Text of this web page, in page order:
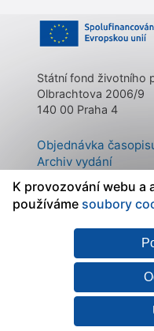
Státní fond životního
Olbrachtova 2006/9
140 00 Praha 4
Objednávka
Archiv vydání
Kontakty
O časopisu
Prohlášení o
Zásady
zpracování osobních
cookies
K provozování webu a
používáme soubory